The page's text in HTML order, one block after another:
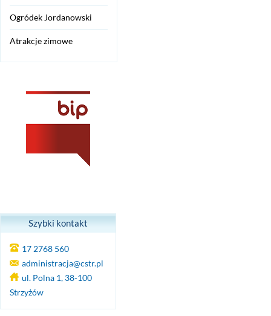
Ogródek Jordanowski
Atrakcje zimowe
Szybki kontakt
17 2768 560
administracja@cstr.pl
ul. Polna 1, 38-100
Strzyżów